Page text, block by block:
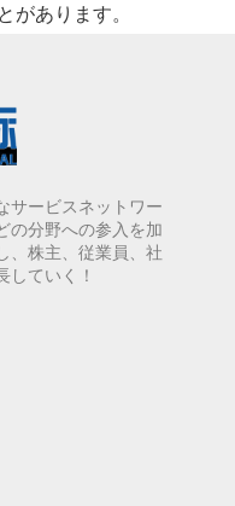
があります。
サービスネットワー
の分野への参入を加
、株主、従業員、社
していく！